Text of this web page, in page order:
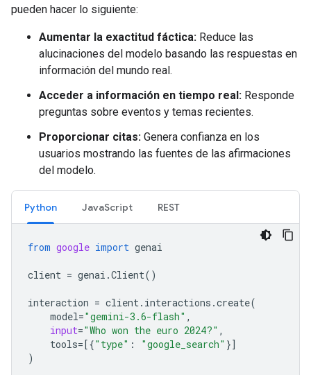
pueden hacer lo siguiente:
Aumentar la exactitud fáctica: Reduce las
alucinaciones del modelo basando las respuestas en
información del mundo real.
Acceder a información en tiempo real: Responde
preguntas sobre eventos y temas recientes.
Proporcionar citas: Genera confianza en los
usuarios mostrando las fuentes de las afirmaciones
del modelo.
Python JavaScript REST
from google import genai
client = genai .Client()
interaction = client. interactions .create(
model="gemini-3.6-flash" ,
input="Who won the euro 2024?" ,
tools=[{"type" : "google_search" }]
)